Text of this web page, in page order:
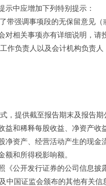
示中应增加下列特别提示：
调事项段的无保留意见（
相关事项亦有详细说明，请
责人以及会计机构负责人
供截至报告期末及报告期
益和稀释每股收益、净资产
净资产、经营活动产生的现
额和所得税影响额。
开发行证券的公司信息披
中国证监会颁布的其他有关